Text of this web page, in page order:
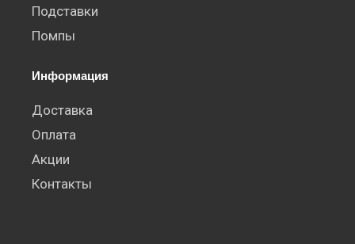
Подставки
Помпы
Информация
Доставка
Оплата
Акции
Контакты